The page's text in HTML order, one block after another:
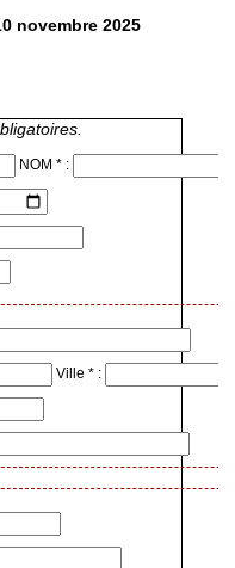
novembre 2025
NOM * :
Ville * :